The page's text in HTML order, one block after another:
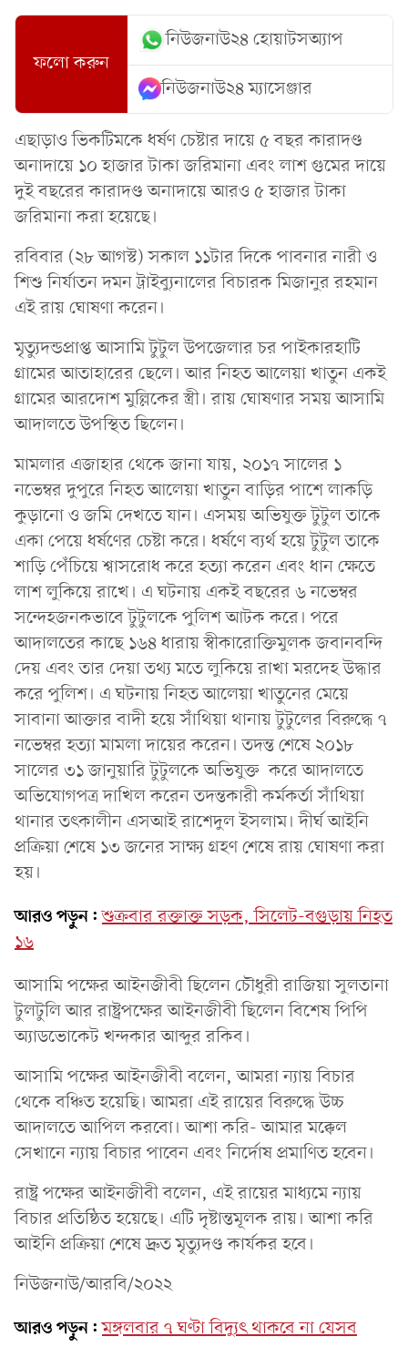
ফলো করুন
নিউজনাউ২৪ হোয়াটসঅ্যাপ
নিউজনাউ২৪ ম্যাসেঞ্জার
এছাড়াও ভিকটিমকে ধর্ষণ চেষ্টার দায়ে ৫ বছর কারাদণ্ড
অনাদায়ে ১০ হাজার টাকা জরিমানা এবং লাশ গুমের দায়ে
দুই বছরের কারাদণ্ড অনাদায়ে আরও ৫ হাজার টাকা
জরিমানা করা হয়েছে।
রবিবার (২৮ আগস্ট) সকাল ১১টার দিকে পাবনার নারী ও
শিশু নির্যাতন দমন ট্রাইব্যুনালের বিচারক মিজানুর রহমান
এই রায় ঘোষণা করেন।
মৃত্যুদন্ডপ্রাপ্ত আসামি টুটুল উপজেলার চর পাইকারহাটি
গ্রামের আতাহারের ছেলে। আর নিহত আলেয়া খাতুন একই
গ্রামের আরদোশ মুল্লিকের স্ত্রী। রায় ঘোষণার সময় আসামি
আদালতে উপস্থিত ছিলেন।
মামলার এজাহার থেকে জানা যায়, ২০১৭ সালের ১
নভেম্বর দুপুরে নিহত আলেয়া খাতুন বাড়ির পাশে লাকড়ি
কুড়ানো ও জমি দেখতে যান। এসময় অভিযুক্ত টুটুল তাকে
একা পেয়ে ধর্ষণের চেষ্টা করে। ধর্ষণে ব্যর্থ হয়ে টুটুল তাকে
শাড়ি পেঁচিয়ে শ্বাসরোধ করে হত্যা করেন এবং ধান ক্ষেতে
লাশ লুকিয়ে রাখে। এ ঘটনায় একই বছরের ৬ নভেম্বর
সন্দেহজনকভাবে টুটুলকে পুলিশ আটক করে। পরে
আদালতের কাছে ১৬৪ ধারায় স্বীকারোক্তিমুলক জবানবন্দি
দেয় এবং তার দেয়া তথ্য মতে লুকিয়ে রাখা মরদেহ উদ্ধার
করে পুলিশ। এ ঘটনায় নিহত আলেয়া খাতুনের মেয়ে
সাবানা আক্তার বাদী হয়ে সাঁথিয়া থানায় টুটুলের বিরুদ্ধে ৭
নভেম্বর হত্যা মামলা দায়ের করেন। তদন্ত শেষে ২০১৮
সালের ৩১ জানুয়ারি টুটুলকে অভিযুক্ত করে আদালতে
অভিযোগপত্র দাখিল করেন তদন্তকারী কর্মকর্তা সাঁথিয়া
থানার তৎকালীন এসআই রাশেদুল ইসলাম। দীর্ঘ আইনি
প্রক্রিয়া শেষে ১৩ জনের সাক্ষ্য গ্রহণ শেষে রায় ঘোষণা করা
হয়।
আরও পড়ুন: শুক্রবার রক্তাক্ত সড়ক, সিলেট-বগুড়ায় নিহত
১৬
আসামি পক্ষের আইনজীবী ছিলেন চৌধুরী রাজিয়া সুলতানা
টুলটুলি আর রাষ্ট্রপক্ষের আইনজীবী ছিলেন বিশেষ পিপি
অ্যাডভোকেট খন্দকার আব্দুর রকিব।
আসামি পক্ষের আইনজীবী বলেন, আমরা ন্যায় বিচার
থেকে বঞ্চিত হয়েছি। আমরা এই রায়ের বিরুদ্ধে উচ্চ
আদালতে আপিল করবো। আশা করি- আমার মক্কেল
সেখানে ন্যায় বিচার পাবেন এবং নির্দোষ প্রমাণিত হবেন।
রাষ্ট্র পক্ষের আইনজীবী বলেন, এই রায়ের মাধ্যমে ন্যায়
বিচার প্রতিষ্ঠিত হয়েছে। এটি দৃষ্টান্তমূলক রায়। আশা করি
আইনি প্রক্রিয়া শেষে দ্রুত মৃত্যুদণ্ড কার্যকর হবে।
নিউজনাউ/আরবি/২০২২
আরও পড়ুন: মঙ্গলবার ৭ ঘণ্টা বিদ্যুৎ থাকবে না যেসব